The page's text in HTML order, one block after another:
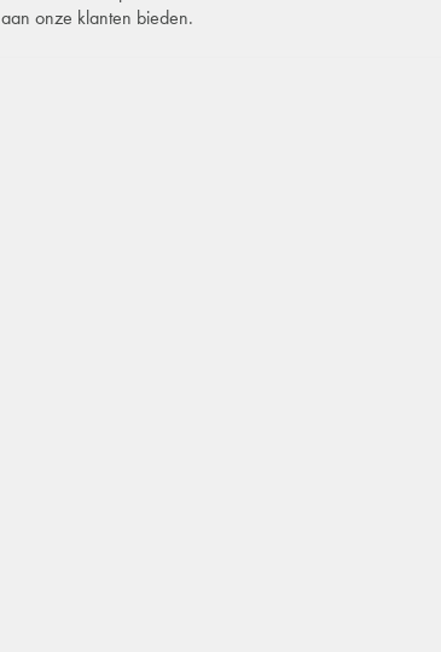
onze klanten bieden.